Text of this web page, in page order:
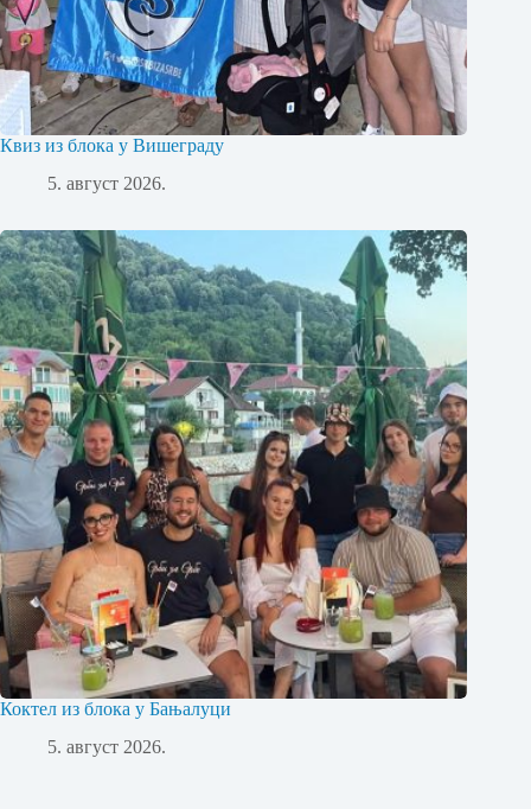
Квиз из блока у Вишеграду
5. август 2026.
Коктел из блока у Бањалуци
5. август 2026.